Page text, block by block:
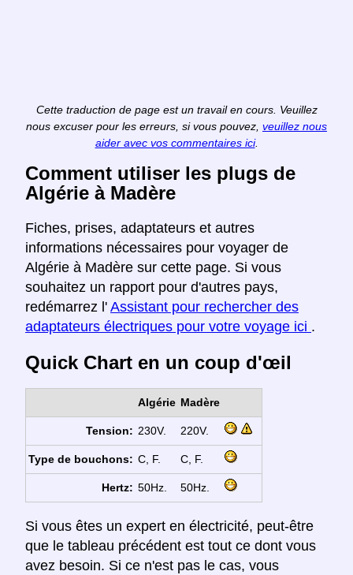
Cette traduction de page est un travail en cours. Veuillez
nous excuser pour les erreurs, si vous pouvez, veuillez nous
aider avec vos commentaires ici.
Comment utiliser les plugs de
Algérie à Madère
Fiches, prises, adaptateurs et autres
informations nécessaires pour voyager de
Algérie à Madère sur cette page. Si vous
souhaitez un rapport pour d'autres pays,
redémarrez l' Assistant pour rechercher des
adaptateurs électriques pour votre voyage ici .
Quick Chart en un coup d'œil
Algérie Madère
Tension: 230V. 220V.
Type de bouchons: C, F. C, F.
Hertz: 50Hz. 50Hz.
Si vous êtes un expert en électricité, peut-être
que le tableau précédent est tout ce dont vous
avez besoin. Si ce n'est pas le cas, vous